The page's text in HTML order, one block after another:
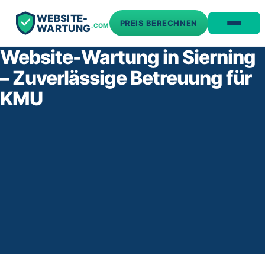
WEBSITE-
WARTUNG.COM PREIS BERECHNEN
Website-Wartung in Sierning
– Zuverlässige Betreuung für
KMU